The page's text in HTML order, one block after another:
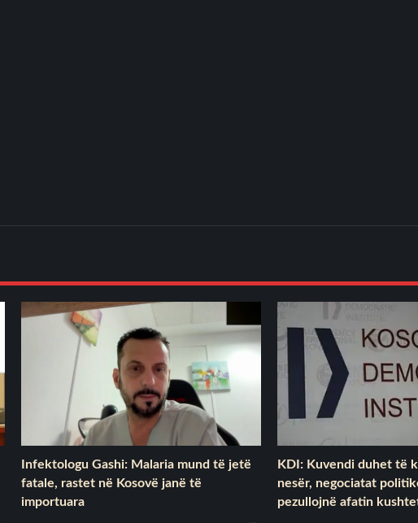
​Infektologu Gashi: Malaria mund të jetë
fatale, rastet në Kosovë janë të
importuara
KDI: Kuvendi duhet të
nesër, negociatat
pezullojnë afatin